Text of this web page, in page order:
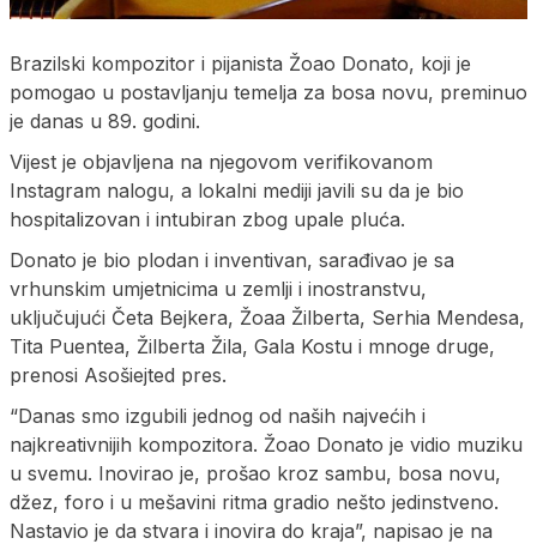
Brazilski kompozitor i pijanista Žoao Donato, koji je
pomogao u postavljanju temelja za bosa novu, preminuo
je danas u 89. godini.
Vijest je objavljena na njegovom verifikovanom
Instagram nalogu, a lokalni mediji javili su da je bio
hospitalizovan i intubiran zbog upale pluća.
Donato je bio plodan i inventivan, sarađivao je sa
vrhunskim umjetnicima u zemlji i inostranstvu,
uključujući Četa Bejkera, Žoaa Žilberta, Serhia Mendesa,
Tita Puentea, Žilberta Žila, Gala Kostu i mnoge druge,
prenosi Asošiejted pres.
“Danas smo izgubili jednog od naših najvećih i
najkreativnijih kompozitora. Žoao Donato je vidio muziku
u svemu. Inovirao je, prošao kroz sambu, bosa novu,
džez, foro i u mešavini ritma gradio nešto jedinstveno.
Nastavio je da stvara i inovira do kraja”, napisao je na